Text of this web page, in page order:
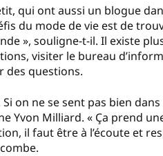
qui ont aussi un blogue
du mode de vie est de
», souligne-t-il. Il existe
visiter le bureau
des questions.
on ne se sent pas bien
Yvon Milliard. « Ça prend
il faut être à l’écoute et